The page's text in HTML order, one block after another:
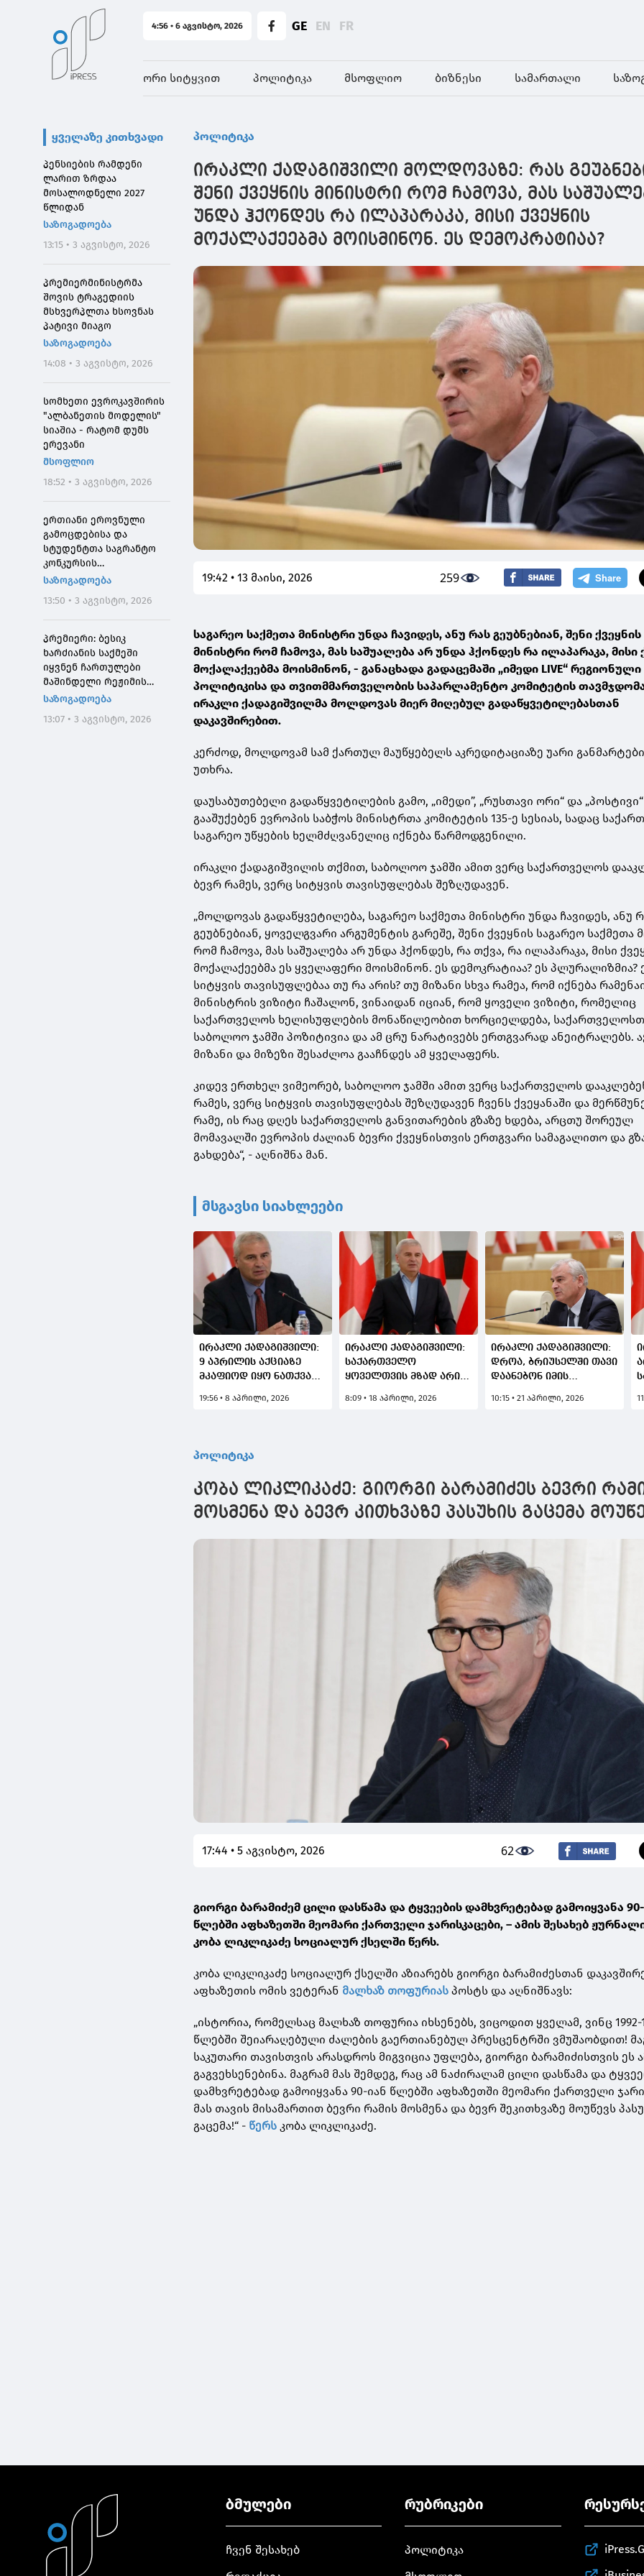
4:56 • 6 აგვისტო, 2026 GE EN FR
ორი სიტყვით პოლიტიკა მსოფლიო ბიზნესი სამართალი
ყველაზე კითხვადი
პენსიების რამდენი
ლარით ზრდაა
მოსალოდნელი 2027
წლიდან
საზოგადოება
13:15 • 3 აგვისტო, 2026
პრემიერმინისტრმა
შოვის ტრაგედიის
მსხვერპლთა ხსოვნას
პატივი მიაგო
საზოგადოება
14:08 • 3 აგვისტო, 2026
სომხეთი ევროკავშირის
"ალბანეთის მოდელის"
სიაშია - რატომ დუმს
ერევანი
მსოფლიო
18:52 • 3 აგვისტო, 2026
ერთიანი ეროვნული
გამოცდებისა და
სტუდენტთა საგრანტო
კონკურსის
მონაწილეებისთვის
განაცხადების მიღება 4
აგვისტოს 10:00
საათიდან დაიწყება
საზოგადოება
13:50 • 3 აგვისტო, 2026
პრემიერი: ბესიკ
ხარძიანის საქმეში
იყვნენ ჩართულები
მაშინდელი რეჟიმის
მაღალჩინოსნები, ეს
შეგვახსენებს იმას, თუ
საზოგადოება
13:07 • 3 აგვისტო, 2026
პოლიტიკა
ირაკლი ქადაგიშვილი მოლდოვაზე: რას
შენი ქვეყნის მინისტრი რომ ჩამოვა, მას
უნდა ჰქონდეს რა ილაპარაკა, მისი ქვეყნის
მოქალაქეებმა მოისმინონ. ეს დემოკრატიაა?
19:42 • 13 მაისი, 2026 259
საგარეო საქმეთა მინისტრი უნდა ჩავიდეს, ანუ რას გეუბნებიან, შენი ქვეყნის
მინისტრი რომ ჩამოვა, მას საშუალება არ უნდა ჰქონდეს რა ილაპარაკა, მისი
მოქალაქეებმა მოისმინონ, - განაცხადა გადაცემაში „იმედი LIVE“ რეგიონული
პოლიტიკისა და თვითმმართველობის საპარლამენტო კომიტეტის
ირაკლი ქადაგიშვილმა მოლდოვას მიერ მიღებულ გადაწყვეტილებასთან
დაკავშირებით.
კერძოდ, მოლდოვამ სამ ქართულ მაუწყებელს აკრედიტაციაზე უარი
უთხრა.
დაუსაბუთებელი გადაწყვეტილების გამო, „იმედი”, „რუსთავი ორი“ და
გააშუქებენ ევროპის საბჭოს მინისტრთა კომიტეტის 135-ე სესიას, სადაც
საგარეო უწყების ხელმძღვანელიც იქნება წარმოდგენილი.
ირაკლი ქადაგიშვილის თქმით, საბოლოო ჯამში ამით ვერც საქართველოს
ბევრ რამეს, ვერც სიტყვის თავისუფლებას შეზღუდავენ.
„მოლდოვას გადაწყვეტილება, საგარეო საქმეთა მინისტრი უნდა ჩავიდეს, ანუ
გეუბნებიან, ყოველგვარი არგუმენტის გარეშე, შენი ქვეყნის საგარეო საქმეთა
რომ ჩამოვა, მას საშუალება არ უნდა ჰქონდეს, რა თქვა, რა ილაპარაკა, მისი
მოქალაქეებმა ეს ყველაფერი მოისმინონ. ეს დემოკრატიაა? ეს პლურალიზმია?
სიტყვის თავისუფლებაა თუ რა არის? თუ მიზანი სხვა რამეა, რომ იქნება
მინისტრის ვიზიტი ჩაშალონ, ვინაიდან იციან, რომ ყოველი ვიზიტი, რომელიც
საქართველოს ხელისუფლების მონაწილეობით ხორციელდება,
საბოლოო ჯამში პოზიტივია და ამ ცრუ ნარატივებს ერთგვარად ანეიტრალებს.
მიზანი და მიზეზი შესაძლოა გააჩნდეს ამ ყველაფერს.
კიდევ ერთხელ ვიმეორებ, საბოლოო ჯამში ამით ვერც საქართველოს
რამეს, ვერც სიტყვის თავისუფლებას შეზღუდავენ ჩვენს ქვეყანაში და
რამე, ის რაც დღეს საქართველოს განვითარების გზაზე ხდება, არცთუ შორეულ
მომავალში ევროპის ძალიან ბევრი ქვეყნისთვის ერთგვარი სამაგალითო და
გახდება“, - აღნიშნა მან.
მსგავსი სიახლეები
ირაკლი ქადაგიშვილი:
9 აპრილის აქციაზე
მკაფიოდ იყო ნათქვამი,
მდგენელი,
უფრო მიუღებელი იყო
19:56 • 8 აპრილი, 2026
ირაკლი ქადაგიშვილი:
საქართველო
ყოველთვის მზად არის,
აღმოსავლეთსა და
საერთო მიზნებში
8:09 • 18 აპრილი, 2026
ირაკლი ქადაგიშვილი:
დროა, ბრიუსელში თავი
დაანებონ იმის
საქართველო და მისი
10:15 • 21 აპრილი, 2026
პოლიტიკა
კობა ლიკლიკაძე: გიორგი ბარამიძეს ბევრი
მოსმენა და ბევრ კითხვაზე პასუხის გაცემა
17:44 • 5 აგვისტო, 2026 62
გიორგი ბარამიძემ ცილი დასწამა და ტყვეების დამხვრეტებად გამოიყვანა
წლებში აფხაზეთში მეომარი ქართველი ჯარისკაცები, – ამის შესახებ
კობა ლიკლიკაძე სოციალურ ქსელში წერს.
კობა ლიკლიკაძე სოციალურ ქსელში აზიარებს გიორგი ბარამიძესთან
აფხაზეთის ომის ვეტერან მალხაზ თოფურიას პოსტს და აღნიშნავს:
„ისტორია, რომელსაც მალხაზ თოფურია იხსენებს, ვიცოდით ყველამ, ვინც 1992-
წლებში შეიარაღებული ძალების გაერთიანებულ პრესცენტრში ვმუშაობდით!
საკუთარი თავისთვის არასდროს მიგვიცია უფლება, გიორგი ბარამიძისთვის ეს
გაგვეხსენებინა. მაგრამ მას შემდეგ, რაც ამ ნაძირალამ ცილი დასწამა და
დამხვრეტებად გამოიყვანა 90-იან წლებში აფხაზეთში მეომარი ქართველი
მას თავის მისამართით ბევრი რამის მოსმენა და ბევრ შეკითხვაზე მოუწევს
გაცემა!“ - წერს კობა ლიკლიკაძე.
ბმულები
ჩვენ შესახებ
რუბრიკები
პოლიტიკა